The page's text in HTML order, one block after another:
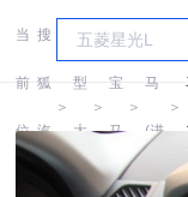
当
前
位
搜
狐
汽
＞
车
型
大
全
＞
宝
马
＞
宝
马
(进
口)
＞